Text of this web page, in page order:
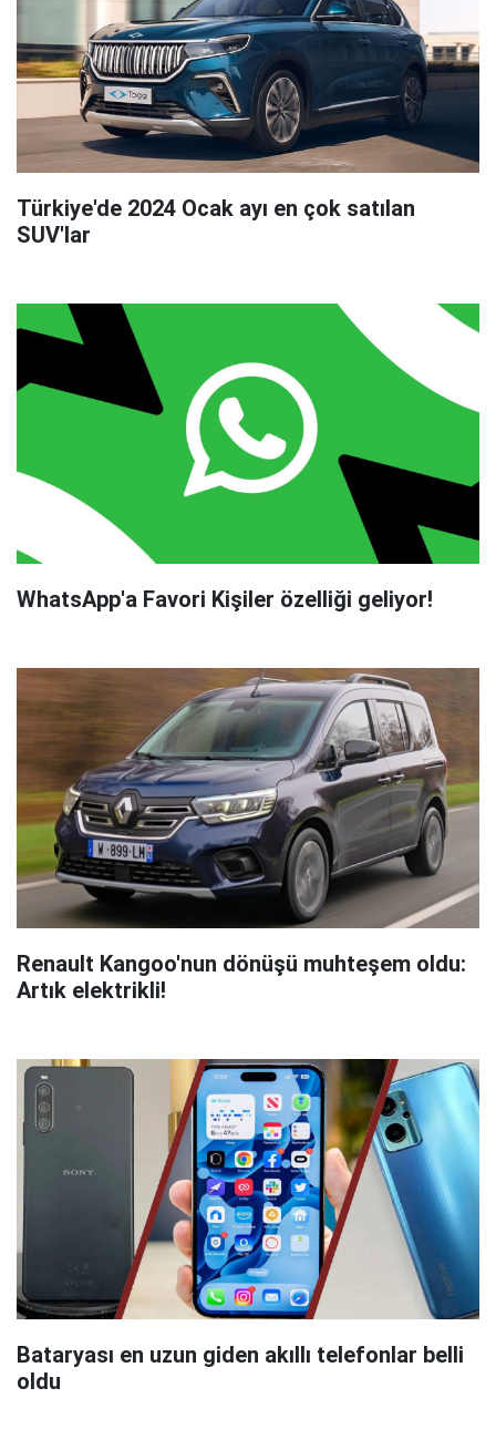
Türkiye'de 2024 Ocak ayı en çok satılan
SUV'lar
WhatsApp'a Favori Kişiler özelliği geliyor!
Renault Kangoo'nun dönüşü muhteşem oldu:
Artık elektrikli!
Bataryası en uzun giden akıllı telefonlar belli
oldu